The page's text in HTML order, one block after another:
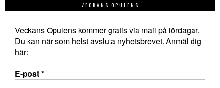
VECKANS OPULENS
Veckans Opulens kommer gratis via mail på lördagar.
Du kan när som helst avsluta nyhetsbrevet. Anmäl dig
här:
E-post*